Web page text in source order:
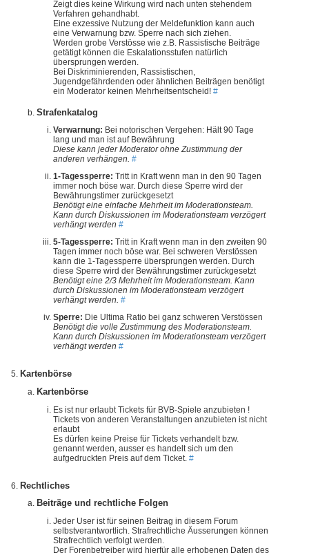
Zeigt dies keine Wirkung wird nach unten stehendem
Verfahren gehandhabt.
Eine exzessive Nutzung der Meldefunktion kann auch
eine Verwarnung bzw. Sperre nach sich ziehen.
Werden grobe Verstösse wie z.B. Rassistische Beiträge
getätigt können die Eskalationsstufen natürlich
übersprungen werden.
Bei Diskriminierenden, Rassistischen,
Jugendgefährdenden oder ähnlichen Beiträgen benötigt
ein Moderator keinen Mehrheitsentscheid! #
Strafenkatalog
Verwarnung: Bei notorischen Vergehen: Hält 90 Tage
lang und man ist auf Bewährung
Diese kann jeder Moderator ohne Zustimmung der
anderen verhängen. #
1-Tagessperre: Tritt in Kraft wenn man in den 90 Tagen
immer noch böse war. Durch diese Sperre wird der
Bewährungstimer zurückgesetzt
Benötigt eine einfache Mehrheit im Moderationsteam.
Kann durch Diskussionen im Moderationsteam verzögert
verhängt werden #
5-Tagessperre: Tritt in Kraft wenn man in den zweiten 90
Tagen immer noch böse war. Bei schweren Verstössen
kann die 1-Tagessperre übersprungen werden. Durch
diese Sperre wird der Bewährungstimer zurückgesetzt
Benötigt eine 2/3 Mehrheit im Moderationsteam. Kann
durch Diskussionen im Moderationsteam verzögert
verhängt werden. #
Sperre: Die Ultima Ratio bei ganz schweren Verstössen
Benötigt die volle Zustimmung des Moderationsteam.
Kann durch Diskussionen im Moderationsteam verzögert
verhängt werden #
Kartenbörse
Kartenbörse
Es ist nur erlaubt Tickets für BVB-Spiele anzubieten !
Tickets von anderen Veranstaltungen anzubieten ist nicht
erlaubt
Es dürfen keine Preise für Tickets verhandelt bzw.
genannt werden, ausser es handelt sich um den
aufgedruckten Preis auf dem Ticket. #
Rechtliches
Beiträge und rechtliche Folgen
Jeder User ist für seinen Beitrag in diesem Forum
selbstverantwortlich. Strafrechtliche Äusserungen können
Strafrechtlich verfolgt werden.
Der Forenbetreiber wird hierfür alle erhobenen Daten des